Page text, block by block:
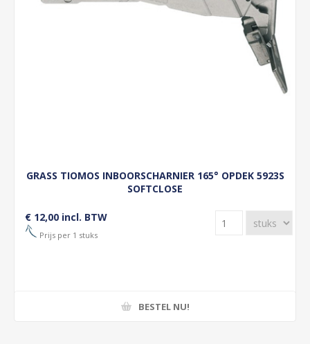
GRASS TIOMOS INBOORSCHARNIER 165° OPDEK 5923S
SOFTCLOSE
€ 12,00 incl. BTW
Prijs per 1 stuks
BESTEL NU!